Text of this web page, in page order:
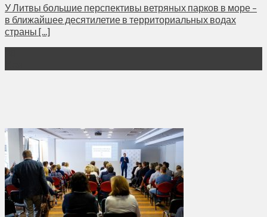
У Литвы большие перспективы ветряных парков в море –
в ближайшее десятилетие в территориальных водах
страны [...]